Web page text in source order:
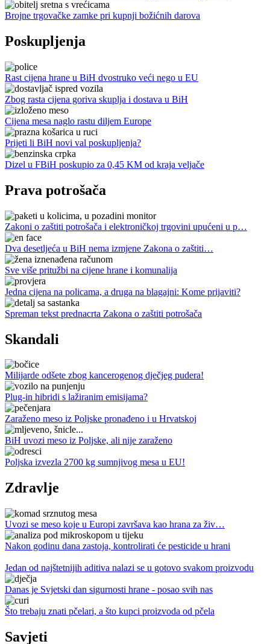
Brojne trgovačke zamke pri kupnji božićnih darova
Poskupljenja
Rast cijena hrane u BiH dvostruko veći nego u EU
Zbog rasta cijena goriva skuplja i dostava u BiH
Cijena mesa naglo rastu diljem Europe
Prijeti li BiH novi val poskupljenja?
Dizel u FBiH poskupio za 0,45 KM od kraja veljače
Prava potrošača
Zakoni o zaštiti potrošača i elektroničkoj trgovini upućeni u p…
Dva desetljeća u BiH nema izmjene Zakona o zaštiti…
Sve više pritužbi na cijene hrane i komunalija
Jedna cijena na policama, a druga na blagajni: Kome prijaviti?
Spreman tekst prednacrta Zakona o zaštiti potrošača
Skandali
Milijarde odšete zbog kancerogenog dječjeg pudera!
Plug-in hibridi s lažiranim emisijama?
Zaraženo meso iz Poljske pronađeno i u Hrvatskoj
BiH uvozi meso iz Poljske, ali nije zaraženo
Poljska izvezla 2700 kg sumnjivog mesa u EU!
Zdravlje
Uvozi se meso koje u Europi završava kao hrana za živ…
Nakon godinu dana zastoja, kontrolirati će pesticide u hrani
Jedan od najštetnijih aditiva nalazi se u gotovo svakom proizvodu
Danas je Svjetski dan sigurnosti hrane - posao svih nas
Što trebaju znati pčelari, a što kupci proizvoda od pčela
Savjeti